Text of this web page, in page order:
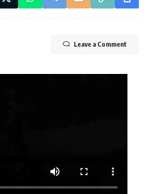
Leave a Comment